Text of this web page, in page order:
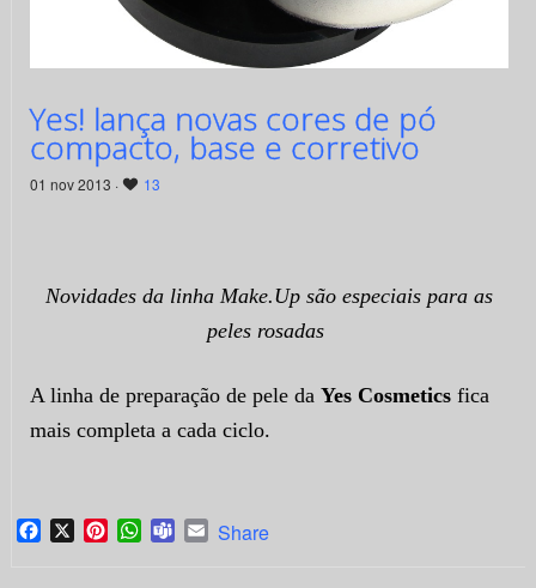
Yes! lança novas cores de pó
compacto, base e corretivo
01 nov 2013 · 13
Novidades da linha Make.Up são especiais para as
peles rosadas
A linha de preparação de pele da Yes Cosmeticsfica
mais completa a cada ciclo.
Facebook
X PinterestWhatsApp
TeamsEmail
Share